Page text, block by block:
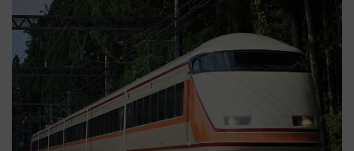
たまご」新グルメ続々登場！
【2026年8月】